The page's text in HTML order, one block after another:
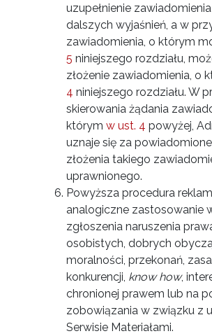
uzupełnienie
dalszych wyjaśnień, a w
zawiadomienia, o którym
5 niniejszego rozdziału,
złożenie zawiadomienia, o
4 niniejszego rozdziału. W
skierowania żądania
którym w ust. 4 powyżej,
uznaje się za
złożenia takiego
uprawnionego.
Powyższa procedura
analogiczne zastosowanie
zgłoszenia naruszenia
osobistych, dobrych
moralności, przekonań,
konkurencji, know how,
chronionej prawem lub na
zobowiązania w związku z
Serwisie Materiałami.